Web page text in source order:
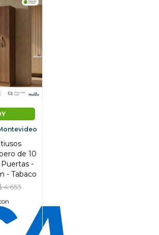
de 10
-
- Tabaco
4.653a la forma más ágil de
en 3 cuotas sin recargo o hasta en
cuotas * ¡Solo con tu cédula!